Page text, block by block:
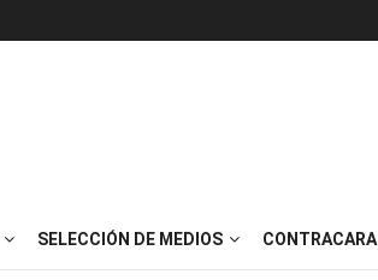
SELECCIÓN DE MEDIOS CONTRACARA